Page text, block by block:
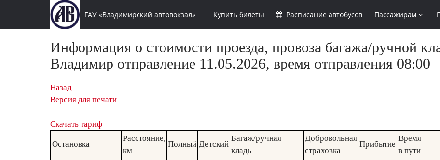
ГАУ «Владимирский автовокзал» Купить билеты Расписание автобусов Пассажирам
Информация о стоимости проезда, провоза багажа/ручной
Владимир отправление 11.05.2026, время отправления 08:00
Назад
Версия для печати
Скачать тариф
Остановка
Расстояние,
км
Полный Детский
Багаж/ручная
кладь
Добровольная
страховка
Прибытие
Время
в пути